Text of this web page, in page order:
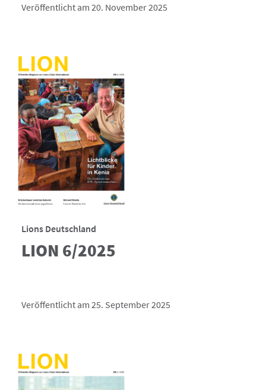
Veröffentlicht am 20. November 2025
Lions Deutschland
LION 6/2025
Veröffentlicht am 25. September 2025